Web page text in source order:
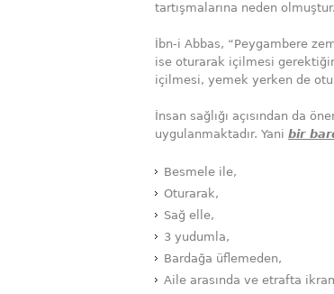
tartışmalarına neden olmuştur.
İbn-i Abbas, “Peygambere
ise oturarak içilmesi
içilmesi, yemek yerken de
İnsan sağlığı açısından da
uygulanmaktadır. Yani bir
Besmele ile,
Oturarak,
Sağ elle,
3 yudumla,
Bardağa üflemeden,
Aile arasında ve etrafta